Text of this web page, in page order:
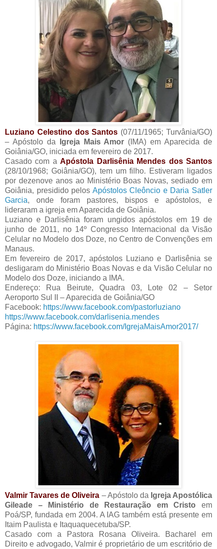
Luziano Celestino dos Santos (07/11/1965; Turvânia/GO)
– Apóstolo da
Igreja Mais Amor (IMA) em Aparecida de
Goiânia/GO, iniciada em fevereiro de 2017.
Casado com aApóstola Darlisênia Mendes dos Santos
(28/10/1968; Goiânia/GO), tem um filho. Estiveram ligados
por dezenove anos ao Ministério Boas Novas, sediado em
Goiânia, presidido pelos Apóstolos Cleôncio e Daria Satler
Garcia, onde foram pastores, bispos e apóstolos, e
lideraram a igreja em Aparecida de Goiânia.
Luziano e Darlisênia foram ungidos apóstolos em 19 de
junho de 2011, no 14º Congresso Internacional da Visão
Celular no Modelo dos Doze, no Centro de Convenções em
Manaus.
Em fevereiro de 2017, apóstolos Luziano e Darlisênia se
desligaram do Ministério Boas Novas e da Visão Celular no
Modelo dos Doze, iniciando a IMA.
Endereço: Rua Beirute, Quadra 03, Lote 02 – Setor
Aeroporto Sul II – Aparecida de Goiânia/GO
Facebook: https://www.facebook.com/pastorluziano
https://www.facebook.com/darlisenia.mendes
Página: https://www.facebook.com/IgrejaMaisAmor2017/
Valmir Tavares de Oliveira – Apóstolo da Igreja Apostólica
Gileade – Ministério de Restauração em Cristo em
Poá/SP, fundada em 2004. A IAG também está presente em
Itaim Paulista e Itaquaquecetuba/SP.
Casado com a Pastora Rosana Oliveira. Bacharel em
Direito e advogado, Valmir é proprietário de um escritório de